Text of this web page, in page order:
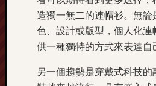
造獨一無二的連帽衫。無論
色、設計或版型，個人化連
供一種獨特的方式來表達自
另一個趨勢是穿戴式科技的